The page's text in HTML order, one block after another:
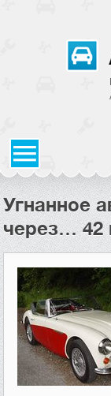
Угнанное
через… 42